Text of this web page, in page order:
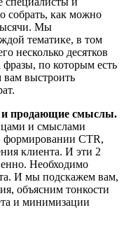
собрать, как можно
Мы
тематике, в том
несколько десятков
фразы, по которым есть
выстроить
продающие смыслы.
и смыслами
CTR,
клиента. И эти 2
Необходимо
И мы подскажем вам,
объясним тонкости
и минимизации